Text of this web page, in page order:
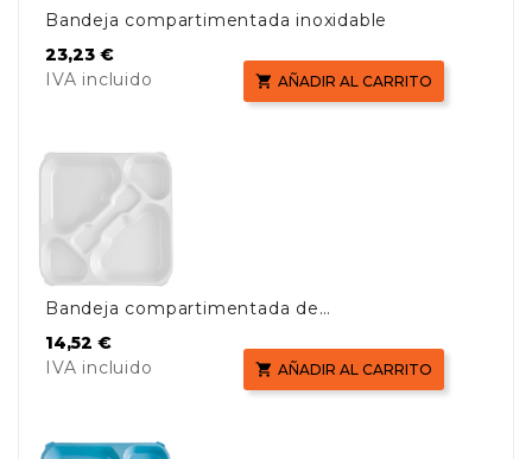
Bandeja compartimentada inoxidable
Precio
23,23 €
IVA incluido
 AÑADIR AL CARRITO
Bandeja compartimentada de
policarbonato
Precio
14,52 €
IVA incluido
 AÑADIR AL CARRITO